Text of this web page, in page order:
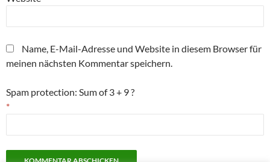
Name, E-Mail-Adresse und Website in diesem Browser für
meinen nächsten Kommentar speichern.
Spam protection: Sum of 3 + 9 ?
*